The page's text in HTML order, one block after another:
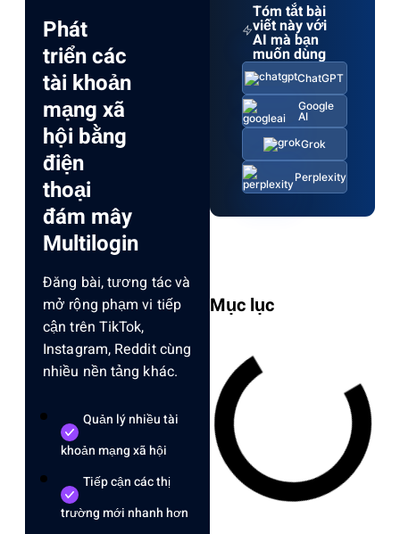
Phát
triển các
tài khoản
mạng xã
hội bằng
điện
thoại
đám mây
Multilogin
Đăng bài, tương tác và
mở rộng phạm vi tiếp
cận trên TikTok,
Instagram, Reddit cùng
nhiều nền tảng khác.
Quản lý nhiều tài
khoản mạng xã hội
Tiếp cận các thị
trường mới nhanh hơn
Tóm tắt bài
viết này với
AI mà bạn
muốn dùng
ChatGPT
Google
AI
Grok
Perplexity
Mục lục